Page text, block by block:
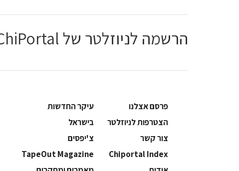
הרשמה לניוזלטר של ChiPortal
פרסם אצלנו
עיקר החדשות
הצטרפות לניוזלטר
בישראל
צור קשר
צ'יפסים
Chiportal Index
TapeOut Magazine